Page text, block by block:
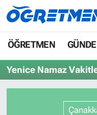
ÖĞRETMEN
Yenice Namaz
ÖĞRETMEN
GÜNDEM
ATAMA - TAYİN
İstanbul Nöbetçi
İstanbul Hava
İstanbul Namaz